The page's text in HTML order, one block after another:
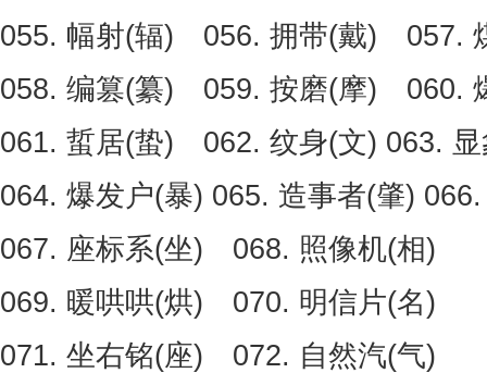
055. 幅射(辐) 056. 拥带(戴) 057.
058. 编篡(纂) 059. 按磨(摩) 060.
061. 蜇居(蛰) 062. 纹身(文) 063. 显
064. 爆发户(暴) 065. 造事者(肇)
067. 座标系(坐) 068. 照像机(相)
069. 暖哄哄(烘) 070. 明信片(名)
071. 坐右铭(座) 072. 自然汽(气)